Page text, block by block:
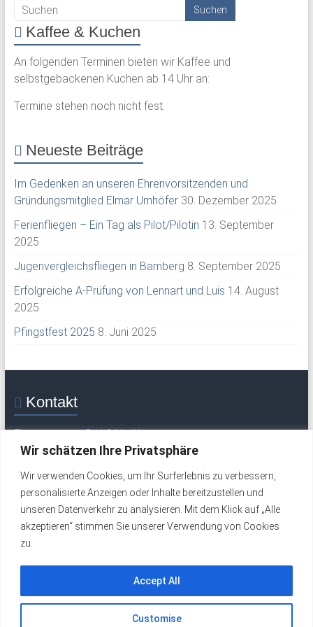
Wir schätzen Ihre Privatsphäre
Wir verwenden Cookies, um Ihr Surferlebnis zu verbessern,
personalisierte Anzeigen oder Inhalte bereitzustellen und
unseren Datenverkehr zu analysieren. Mit dem Klick auf „Alle
akzeptieren“ stimmen Sie unserer Verwendung von Cookies
zu.
Customise
Accept All
Kaffee & Kuchen
An folgenden Terminen bieten wir Kaffee und
selbstgebackenen Kuchen ab 14 Uhr an:
Termine stehen noch nicht fest.
Neueste Beiträge
Im Gedenken an unseren Ehrenvorsitzenden und
Gründungsmitglied Elmar Umhöfer 30. Dezember 2025
Ferienfliegen – Ein Tag als Pilot/Pilotin 13. September
2025
Jugenvergleichsfliegen in Bamberg 8. September 2025
Erfolgreiche A-Prüfung von Lennart und Luis 14. August
2025
Pfingstfest 2025 8. Juni 2025
Kontakt
Flugsportverein Grabfeld e. V.
Mittelweg 30
Tel.: +49 (0) 9762 277 (Flugplatz / Wochenende)
Tel.: +49 (0) 9762 324 (werktags)
Impressum